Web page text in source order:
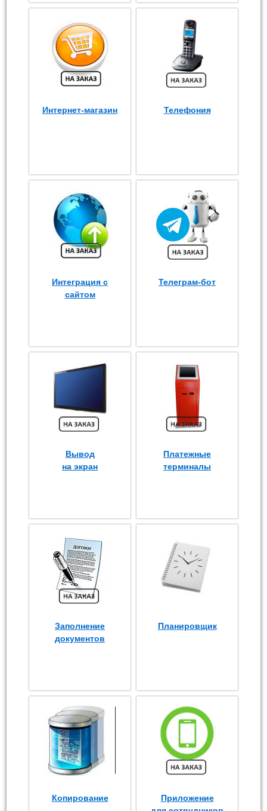
Интернет-магазин Телефония
Интеграция с
сайтом
Телеграм-бот
Вывод
на экран
Платежные
терминалы
Заполнение
документов
Планировщик
Копирование
Приложение